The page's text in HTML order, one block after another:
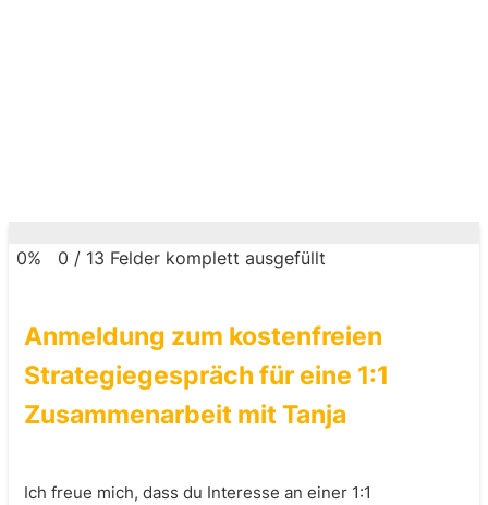
0% 0 / 13 Felder komplett ausgefüllt
Anmeldung zum kostenfreien
Strategiegespräch für eine 1:1
Zusammenarbeit mit Tanja
Ich freue mich, dass du Interesse an einer 1:1